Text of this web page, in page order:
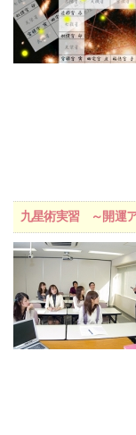
九星術実習 ～開運